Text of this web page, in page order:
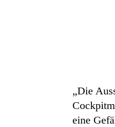
„Die
eine